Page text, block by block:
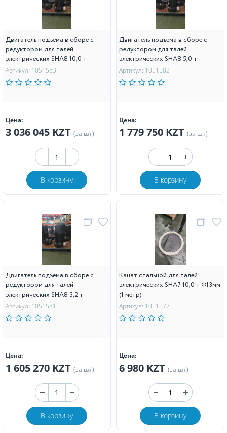
Двигатель подъема в сборе с
редуктором для талей
электрических SHA8 10,0 т
Артикул: 1051583
Цена:
3 036 045 KZT (за шт)
В корзину
Двигатель подъема в сборе с
редуктором для талей
электрических SHA8 5,0 т
Артикул: 1051582
Цена:
1 779 750 KZT (за шт)
В корзину
Двигатель подъема в сборе с
редуктором для талей
электрических SHA8 3,2 т
Артикул: 1051581
Цена:
1 605 270 KZT (за шт)
В корзину
Канат стальной для талей
электрических SHA7 10,0 т Ф13мм
(1 метр)
Артикул: 1051577
Цена:
6 980 KZT (за шт)
В корзину